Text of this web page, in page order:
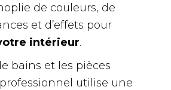
de couleurs, de
et d’effets pour
intérieur.
bains et les pièces
utilise une